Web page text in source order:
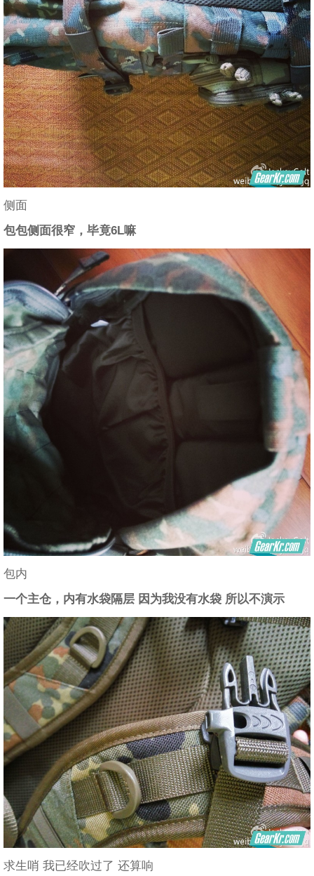
侧面
包包侧面很窄，毕竟6L嘛
包内
一个主仓，内有水袋隔层 因为我没有水袋 所以不演示
求生哨 我已经吹过了 还算响